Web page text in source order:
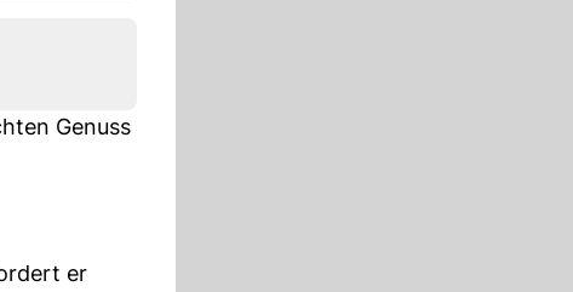
Genuss
er